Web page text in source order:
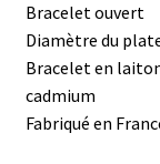
Bracelet ouvert
Diamètre du
Bracelet en
cadmium
Fabriqué en